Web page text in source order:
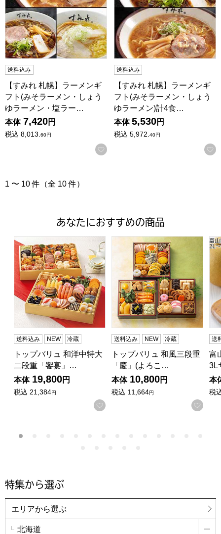
送料込み
【すみれ 札幌】ラーメンギ
フト(みそラーメン・しょう
ゆラーメン・塩ラー…
本体 7,420円
税込 8,013.60円
お気に入りに登録する
送料込み
【すみれ 札幌】ラーメンギ
フト(みそラーメン・しょう
ゆラーメン)計4食…
本体 5,530円
税込 5,972.40円
1 〜 10 件（全 10 件）
あなたにおすすめの商品
トップバリュ 和洋中特大二段重「饗宴」(きょうえん)【4
送料込み NEW 冷蔵
トップバリュ 和洋中特大
二段重「饗宴」…
本体 19,800円
税込 21,384円
お気に入りに登録する
トップバリュ 和風三段重「
送料込み NEW 冷蔵
トップバリュ 和風三段重
「慶」(よろこ…
本体 10,800円
税込 11,664円
お気
富
送
富
3L
本
税
特集から選ぶ
エリアから選ぶ
北海道